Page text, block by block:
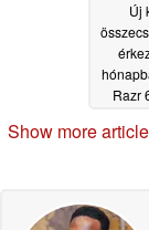
Új
Razr
Flip7
Show more